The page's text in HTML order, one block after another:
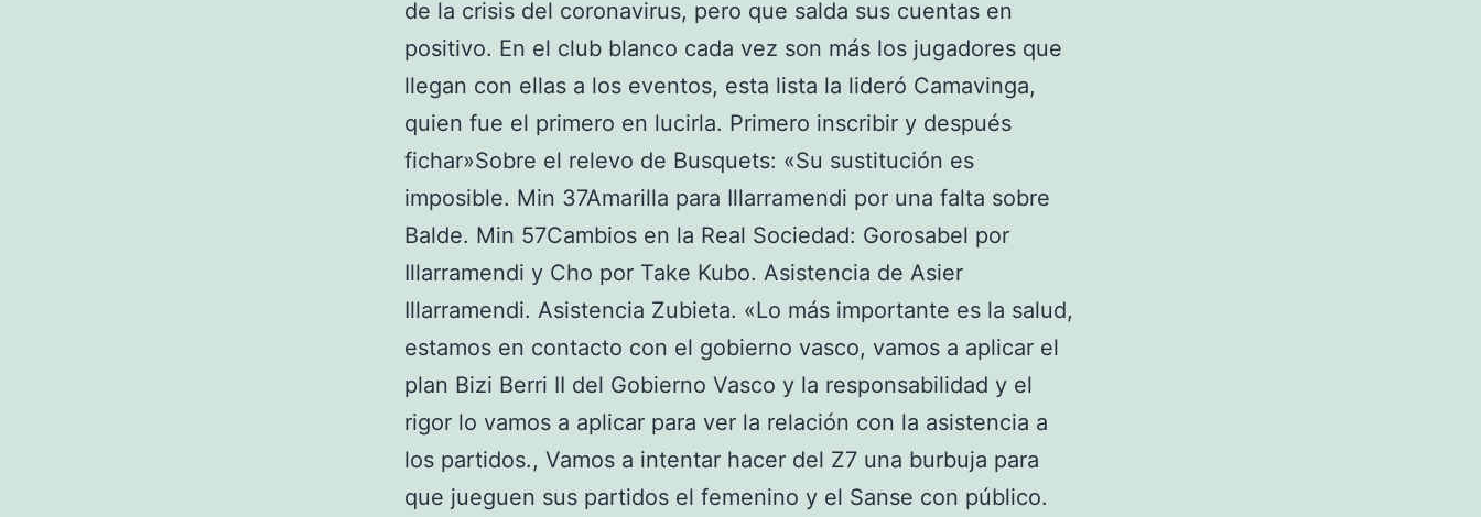
de la crisis del coronavirus, pero que salda sus cuentas en
positivo. En el club blanco cada vez son más los jugadores que
llegan con ellas a los eventos, esta lista la lideró Camavinga,
quien fue el primero en lucirla. Primero inscribir y después
fichar»Sobre el relevo de Busquets: «Su sustitución es
imposible. Min 37Amarilla para Illarramendi por una falta sobre
Balde. Min 57Cambios en la Real Sociedad: Gorosabel por
Illarramendi y Cho por Take Kubo. Asistencia de Asier
Illarramendi. Asistencia Zubieta. «Lo más importante es la salud,
estamos en contacto con el gobierno vasco, vamos a aplicar el
plan Bizi Berri II del Gobierno Vasco y la responsabilidad y el
rigor lo vamos a aplicar para ver la relación con la asistencia a
los partidos., Vamos a intentar hacer del Z7 una burbuja para
que jueguen sus partidos el femenino y el Sanse con público.